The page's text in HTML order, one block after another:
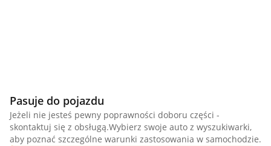
Pasuje do pojazdu
Jeżeli nie jesteś pewny poprawności doboru części -
skontaktuj się z obsługą.Wybierz swoje auto z wyszukiwarki,
aby poznać szczególne warunki zastosowania w samochodzie.